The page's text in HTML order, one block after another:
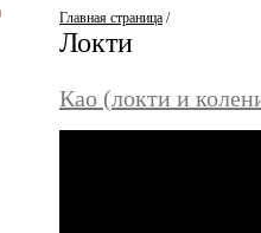
Год основания школы1987
Главная страница /
Локти
Као (локти и